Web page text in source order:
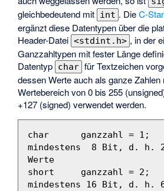
gleichbedeutend mit int . DieC-
ergänzt diese Datentypen über die
Header-Datei <stdint.h> , in der
Ganzzahltypen mit fester Länge
Datentyp char für Textzeichen
dessen Werte auch als ganze Zahlen
Wertebereich von 0 bis 255
+127 (signed) verwendet werden.
char ganzzahl = 1 ;
mindestens  8 Bit, d. h.
Werte
short
ganzzahl = 2 ;
mindestens 16 Bit, d. h.